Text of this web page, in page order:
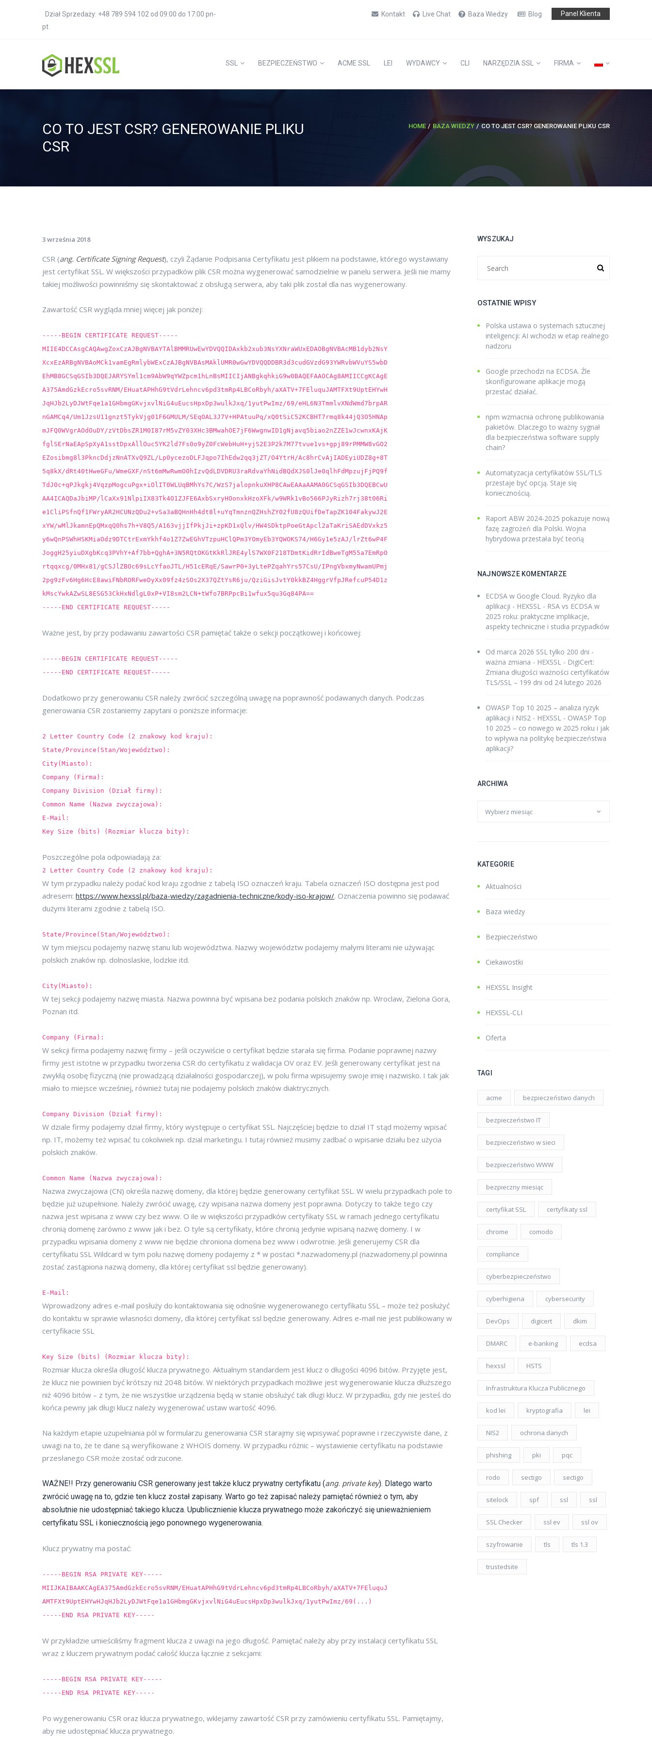
Dział Sprzedaży: +48 789 594 102 od 09:00 do 17:00 pn-
pt
Kontakt Live Chat Baza Wiedzy Blog Panel Klienta
SSL BEZPIECZEŃSTWO ACME SSL LEI WYDAWCY CLI NARZĘDZIA SSL FIRMA
CO TO JEST CSR? GENEROWANIE PLIKU
CSR
HOME BAZA WIEDZY CO TO JEST CSR? GENEROWANIE PLIKU CSR
3 września 2018
CSR (ang. Certificate Signing Request), czyli Żądanie Podpisania Certyfikatu jest plikiem na podstawie, którego wystawiany
jest certyfikat SSL. W większości przypadków plik CSR można wygenerować samodzielnie w panelu serwera. Jeśli nie mamy
takiej możliwości powinniśmy się skontaktować z obsługą serwera, aby taki plik został dla nas wygenerowany.
Zawartość CSR wygląda mniej więcej jak poniżej:
-----BEGIN CERTIFICATE REQUEST-----
MIIE4DCCAsgCAQAwgZoxCzAJBgNVBAYTAlBMMRUwEwYDVQQIDAxkb2xub3NsYXNraWUxEDAOBgNVBAcMB1dyb2NsY
XcxEzARBgNVBAoMCk1vamEgRmlybWExCzAJBgNVBAsMAklUMR0wGwYDVQQDDBR3d3cudGVzdG93YWRvbWVuYS5wbD
EhMB8GCSqGSIb3DQEJARYSYml1cm9AbW9qYWZpcm1hLnBsMIICIjANBgkqhkiG9w0BAQEFAAOCAg8AMIICCgKCAgE
A375AmdGzkEcro5svRNM/EHuatAPHhG9tVdrLehncv6pd3tmRp4LBCoRbyh/aXATV+7FEluquJAMTFXt9UptEHYwH
JqHJb2LyDJWtFqe1a1GHbmgGKvjxvlNiG4uEucsHpxDp3wulkJxq/1yutPwImz/69/eHL6N3TmmlvXNdWmd7brpAR
nGAMCq4/Um1JzsU11gnzt5TykVjg01F6GMULM/SEqOAL3J7V+HPAtuuPq/xQ0tSiC52KCBHT7rmq8k44jQ3O5HNAp
mJFQ0WVgrAOdOuDY/zVtDbsZR1M0I87rM5vZY03XHc3BMwahOE7jF6WwgnwID1gNjavq5biao2nZZE1wJcwnxKAjK
fglSErNaEApSpXyA1sstDpxAllOuc5YK2ld7Fs0o9yZ0FcWebHuH+yjS2E3P2k7M77tvue1vs+gpj89rPMMW8vGO2
EZosibmg8l3PkncDdjzNnATXvQ9ZL/Lp0ycezoDLFJqpo7IhEdw2qq3jZT/O4YtrH/Ac8hrCvAjIADEyiUDZ8g+8T
5q8kX/dRt40tHweGFu/WmeGXF/nSt6mMwRwmO0hIzvQdLDVDRU3raRdvaYhNidBQdXJS0lJe0qlhFdMpzujFjPQ9f
TdJ0c+qPJkgkj4VqzpMogcuPgx+iOlIT0WLUqBMhYs7C/WzS7jalopnkuXHP8CAwEAAaAAMA0GCSqGSIb3DQEBCwU
AA4ICAQDaJbiMP/lCaXx91NlpiIX83Tk4O1ZJFE6AxbSxryHOonxkHzoXFk/w9WRk1vBo566PJyRizh7rj38t06Ri
e1CliPSfnQf1FWryAR2HCUNzQDu2+vSa3aBQHnHh4dt8l+uYqTmnznQZHshZY02fU8zQUifDeTapZK104FakywJ2E
xYW/wMlJkamnEpQMxqQ0hs7h+V8Q5/A163vjjIfPkjJi+zpKD1xQlv/HW4SDktpPoeGtApcl2aTaKriSAEdDVxkz5
y6wQnPSWhHSKMiaOdz9DTCtrExmYkhf4o1Z7ZwEGhVTzpuHClQPm3YOmyEb3YQWOKS74/H6Gy1e5zAJ/lrZt6wP4F
JoggH25yiuDXgbKcq3PVhY+Af7bb+QghA+3N5RQtOKGtKkRlJRE4ylS7WX0F218TDmtKidRrIdBweTgM55a7EmRpO
rtqqxcg/0MHx81/gCSJlZBOc69sLcYfaoJTL/H51cERqE/SawrP0+3yLtePZqahYrs57CsU/IPngVbxmyNwamUPmj
2pg9zFv6Hg6HcE8awiFNbRORFweDyXx09fz4zSOs2X37QZtYsR6ju/QziGisJvtY0kkBZ4HggrVfpJRefcuP54D1z
kMscYwkAZwSL8ESG53CkHxNdlgL0xP+VI8sm2LCN+tWfo7BRPpcBi1wfux5qu3Gq84PA==
-----END CERTIFICATE REQUEST-----
Ważne jest, by przy podawaniu zawartości CSR pamiętać także o sekcji początkowej i końcowej:
-----BEGIN CERTIFICATE REQUEST-----
-----END CERTIFICATE REQUEST-----
Dodatkowo przy generowaniu CSR należy zwrócić szczególną uwagę na poprawność podawanych danych. Podczas
generowania CSR zostaniemy zapytani o poniższe informacje:
2 Letter Country Code (2 znakowy kod kraju):
State/Province(Stan/Województwo):
City(Miasto):
Company (Firma):
Company Division (Dział firmy):
Common Name (Nazwa zwyczajowa):
E-Mail:
Key Size (bits) (Rozmiar klucza bity):
Poszczególne pola odpowiadają za:
2 Letter Country Code (2 znakowy kod kraju):
W tym przypadku należy podać kod kraju zgodnie z tabelą ISO oznaczeń kraju. Tabela oznaczeń ISO dostępna jest pod
adresem: https://www.hexssl.pl/baza-wiedzy/zagadnienia-techniczne/kody-iso-krajow/. Oznaczenia powinno się podawać
dużymi literami zgodnie z tabelą ISO.
State/Province(Stan/Województwo):
W tym miejscu podajemy nazwę stanu lub województwa. Nazwy województw podajemy małymi literami nie używając
polskich znaków np. dolnoslaskie, lodzkie itd.
City(Miasto):
W tej sekcji podajemy nazwę miasta. Nazwa powinna być wpisana bez podania polskich znaków np. Wroclaw, Zielona Gora,
Poznan itd.
Company (Firma):
W sekcji firma podajemy nazwę firmy – jeśli oczywiście o certyfikat będzie starała się firma. Podanie poprawnej nazwy
firmy jest istotne w przypadku tworzenia CSR do certyfikatu z walidacja OV oraz EV. Jeśli generowany certyfikat jest na
zwykłą osobę fizyczną (nie prowadzącą działalności gospodarczej), w polu firma wpisujemy swoje imię i nazwisko. I tak jak
miało to miejsce wcześniej, również tutaj nie podajemy polskich znaków diaktrycznych.
Company Division (Dział firmy):
W dziale firmy podajemy dział firmy, który występuje o certyfikat SSL. Najczęściej będzie to dział IT stąd możemy wpisać
np. IT, możemy też wpisać tu cokolwiek np. dzial marketingu. I tutaj również musimy zadbać o wpisanie działu bez użycia
polskich znaków.
Common Name (Nazwa zwyczajowa):
Nazwa zwyczajowa (CN) określa nazwę domeny, dla której będzie generowany certyfikat SSL. W wielu przypadkach pole to
będzie już uzupełnione. Należy zwrócić uwagę, czy wpisana nazwa domeny jest poprawna. Dotyczy to także tego czy
nazwa jest wpisana z www czy bez www. O ile w większości przypadków certyfikaty SSL w ramach jednego certyfikatu
chronią domenę zarówno z www jak i bez. O tyle są certyfikaty, które chronią jedynie wpisaną nazwę domeny. I w
przypadku wpisania domeny z www nie będzie chroniona domena bez www i odwrotnie. Jeśli generujemy CSR dla
certyfikatu SSL Wildcard w tym polu nazwę domeny podajemy z * w postaci *.nazwadomeny.pl (nazwadomeny.pl powinna
zostać zastąpiona nazwą domeny, dla której certyfikat ssl będzie generowany).
E-Mail:
Wprowadzony adres e-mail posłuży do kontaktowania się odnośnie wygenerowanego certyfikatu SSL – może też posłużyć
do kontaktu w sprawie własności domeny, dla której certyfikat ssl będzie generowany. Adres e-mail nie jest publikowany w
certyfikacie SSL
Key Size (bits) (Rozmiar klucza bity):
Rozmiar klucza określa długość klucza prywatnego. Aktualnym standardem jest klucz o długości 4096 bitów. Przyjęte jest,
że klucz nie powinien być krótszy niż 2048 bitów. W niektórych przypadkach możliwe jest wygenerowanie klucza dłuższego
niż 4096 bitów – z tym, że nie wszystkie urządzenia będą w stanie obsłużyć tak długi klucz. W przypadku, gdy nie jesteś do
końca pewny jak długi klucz należy wygenerować ustaw wartość 4096.
Na każdym etapie uzupełniania pól w formularzu generowania CSR starajmy się wpisywać poprawne i rzeczywiste dane, z
uwagi na to, że te dane są weryfikowane z WHOIS domeny. W przypadku różnic – wystawienie certyfikatu na podstawie
przesłanego CSR może zostać odrzucone.
WAŻNE!! Przy generowaniu CSR generowany jest także klucz prywatny certyfikatu (ang. private key). Dlatego warto
zwrócić uwagę na to, gdzie ten klucz został zapisany. Warto go też zapisać należy pamiętać również o tym, aby
absolutnie nie udostępniać takiego klucza. Upublicznienie klucza prywatnego może zakończyć się unieważnieniem
certyfikatu SSL i koniecznością jego ponownego wygenerowania.
Klucz prywatny ma postać:
-----BEGIN RSA PRIVATE KEY-----
MIIJKAIBAAKCAgEA375AmdGzkEcro5svRNM/EHuatAPHhG9tVdrLehncv6pd3tmRp4LBCoRbyh/aXATV+7FEluquJ
AMTFXt9UptEHYwHJqHJb2LyDJWtFqe1a1GHbmgGKvjxvlNiG4uEucsHpxDp3wulkJxq/1yutPwImz/69(...)
-----END RSA PRIVATE KEY-----
W przykładzie umieściliśmy fragment klucza z uwagi na jego długość. Pamiętać należy aby przy instalacji certyfikatu SSL
wraz z kluczem prywatnym podać całość klucza łącznie z sekcjami:
-----BEGIN RSA PRIVATE KEY-----
-----END RSA PRIVATE KEY-----
Po wygenerowaniu CSR oraz klucza prywatnego, wklejamy zawartość CSR przy zamówieniu certyfikatu SSL. Pamiętajmy,
aby nie udostępniać klucza prywatnego.
WYSZUKAJ
OSTATNIE WPISY
Polska ustawa o systemach sztucznej
inteligencji: AI wchodzi w etap realnego
nadzoru
Google przechodzi na ECDSA. Źle
skonfigurowane aplikacje mogą
przestać działać.
npm wzmacnia ochronę publikowania
pakietów. Dlaczego to ważny sygnał
dla bezpieczeństwa software supply
chain?
Automatyzacja certyfikatów SSL/TLS
przestaje być opcją. Staje się
koniecznością.
Raport ABW 2024-2025 pokazuje nową
fazę zagrożeń dla Polski. Wojna
hybrydowa przestała być teorią
NAJNOWSZE KOMENTARZE
ECDSA w Google Cloud. Ryzyko dla
aplikacji - HEXSSL - RSA vs ECDSA w
2025 roku: praktyczne implikacje,
aspekty techniczne i studia przypadków
Od marca 2026 SSL tylko 200 dni -
ważna zmiana - HEXSSL - DigiCert:
Zmiana długości ważności certyfikatów
TLS/SSL – 199 dni od 24 lutego 2026
OWASP Top 10 2025 – analiza ryzyk
aplikacji i NIS2 - HEXSSL - OWASP Top
10 2025 – co nowego w 2025 roku i jak
to wpływa na politykę bezpieczeństwa
aplikacji?
ARCHIWA
KATEGORIE
Aktualności
Baza wiedzy
Bezpieczeństwo
Ciekawostki
HEXSSL Insight
HEXSSL-CLI
Oferta
TAGI
acme bezpieczeństwo danych
bezpieczeństwo IT
bezpieczeństwo w sieci
bezpieczeństwo WWW
bezpieczny miesiąc
certyfikat SSL certyfikaty ssl
chrome comodo
compliance
cyberbezpieczeństwo
cyberhigiena cybersecurity
DevOps digicert dkim
DMARC e-banking ecdsa
hexssl HSTS
Infrastruktura Klucza Publicznego
kod lei kryptografia lei
NIS2 ochrona danych
phishing pki pqc
rodo sectigo sectigo
sitelock spf ssl ssl
SSL Checker ssl ev ssl ov
szyfrowanie tls tls 1.3
trustedsite